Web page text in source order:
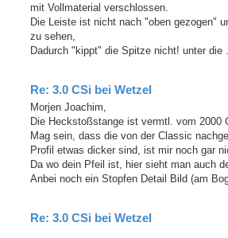
mit Vollmaterial verschlossen.
Die Leiste ist nicht nach "oben gezogen"
zu sehen,
Dadurch "kippt" die Spitze nicht! unter die
Re: 3.0 CSi bei Wetzel
Morjen Joachim,
Die Heckstoßstange ist vermtl. vom 2000
Mag sein, dass die von der Classic
Profil etwas dicker sind, ist mir noch gar
Da wo dein Pfeil ist, hier sieht man auch
Anbei noch ein Stopfen Detail Bild (am
Re: 3.0 CSi bei Wetzel